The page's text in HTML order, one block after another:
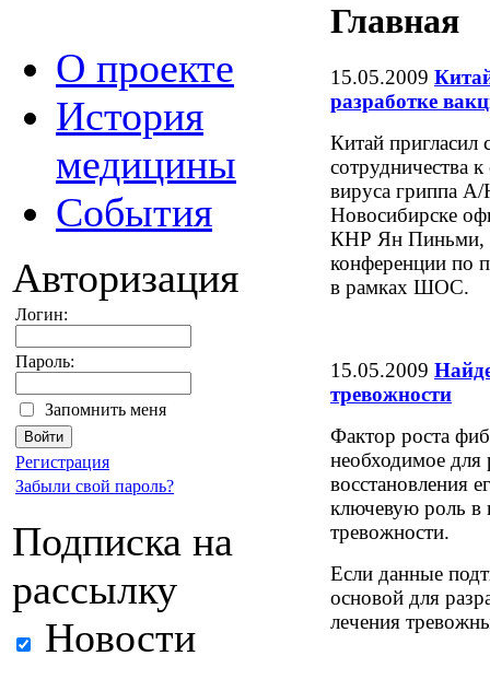
О проекте
История
медицины
События
Авторизация
Логин:
Пароль:
Запомнить меня
Регистрация
Забыли свой пароль?
Подписка на
рассылку
Новости
Главная
15.05.2009
разработке
Китай пригласил
сотрудничества
вируса гриппа A/
Новосибирске
КНР Ян Пиньми,
конференции по
в рамках ШОС.
15.05.2009
тревожности
Фактор роста
необходимое для
восстановления
ключевую роль в
тревожности.
Если данные
основой для
лечения